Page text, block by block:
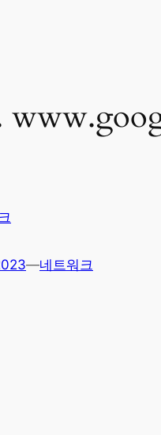
—네트워크